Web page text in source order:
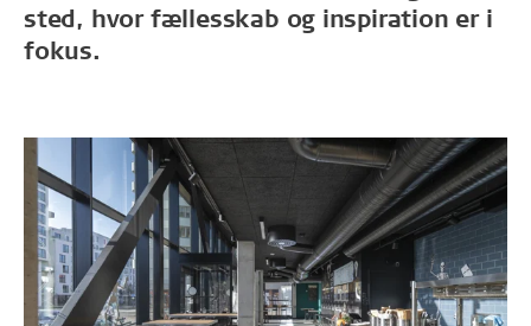
sted, hvor fællesskab og inspiration er i
fokus.